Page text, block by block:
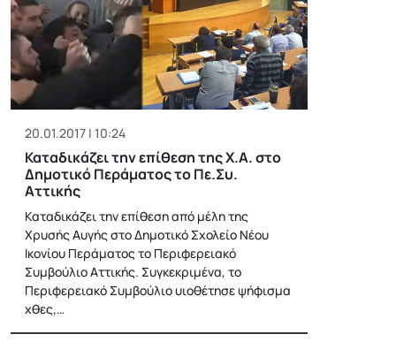
20.01.2017 | 10:24
Καταδικάζει την επίθεση της Χ.Α. στο
Δημοτικό Περάματος το Πε.Συ.
Αττικής
Καταδικάζει την επίθεση από μέλη της
Χρυσής Αυγής στο Δημοτικό Σχολείο Νέου
Ικονίου Περάματος το Περιφερειακό
Συμβούλιο Αττικής. Συγκεκριμένα, το
Περιφερειακό Συμβούλιο υιοθέτησε ψήφισμα
χθες,…